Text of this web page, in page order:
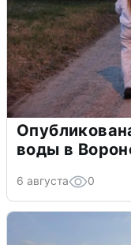
воды в
6 августа 0